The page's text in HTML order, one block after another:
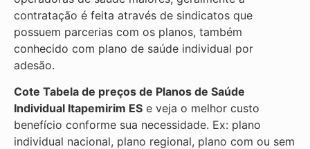
contratação é feita através de sindicatos que
possuem parcerias com os planos, também
conhecido com plano de saúde individual por
adesão.
Cote Tabela de preços de Planos de Saúde
Individual Itapemirim ES e veja o melhor custo
benefício conforme sua necessidade. Ex: plano
individual nacional, plano regional, plano com ou sem